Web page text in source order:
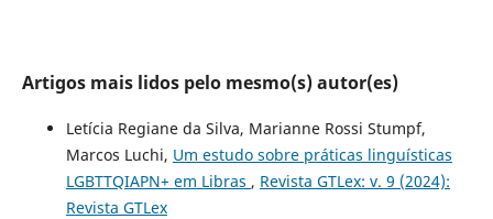
Artigos mais lidos pelo mesmo(s) autor(es)
Letícia Regiane da Silva, Marianne Rossi Stumpf,
Marcos Luchi, Um estudo sobre práticas linguísticas
LGBTTQIAPN+ em Libras , Revista GTLex: v. 9 (2024):
Revista GTLex